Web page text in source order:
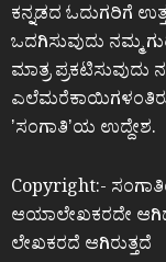
ಕನ್ನಡದ ಓದುಗರಿಗೆ
ಒದಗಿಸುವುದು ನಮ್ಮ
ಮಾತ್ರ ಪ್ರಕಟಿಸುವುದು
ʼಸಂಗಾತಿʼಯ ಉದ್ದೇಶ.
Copyright:-
ಆಯಾಲೇಖಕರದೇ
ಲೇಖಕರದೆ ಆಗಿರುತ್ತದೆ